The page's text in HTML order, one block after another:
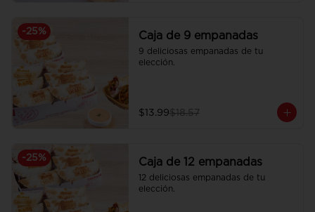
-25% Caja de 9 empanadas
9 deliciosas empanadas de tu
elección.
$13.99$18.57
-25% Caja de 12 empanadas
12 deliciosas empanadas de tu
elección.